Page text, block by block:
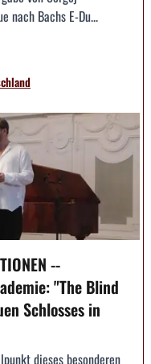
nach Bachs E-Du...
--
"The Blind
Schlosses in
dieses besonderen